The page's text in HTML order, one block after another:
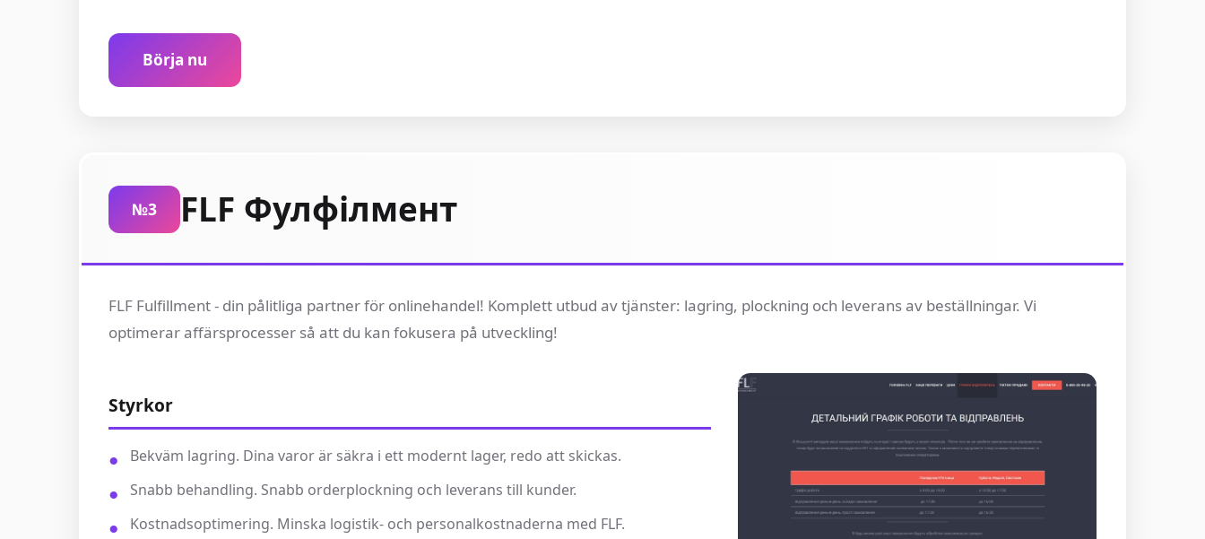
Börja nu
№3 FLF Фулфілмент
FLF Fulfillment - din pålitliga partner för onlinehandel! Komplett utbud av tjänster: lagring, plockning och leverans av beställningar. Vi
optimerar affärsprocesser så att du kan fokusera på utveckling!
Styrkor
Bekväm lagring. Dina varor är säkra i ett modernt lager, redo att skickas.
Snabb behandling. Snabb orderplockning och leverans till kunder.
Kostnadsoptimering. Minska logistik- och personalkostnaderna med FLF.